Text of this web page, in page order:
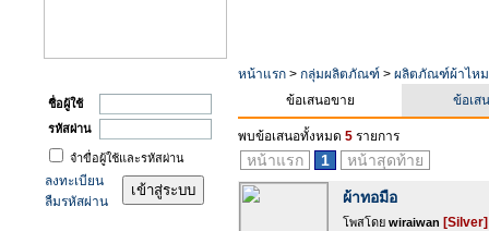
ชื่อผู้ใช้
รหัสผ่าน
จำขื่อผู้ใช้และรหัสผ่าน
ลงทะเบียน
ลืมรหัสผ่าน
หน้าแรก > กลุ่มผลิตภัณฑ์ > ผลิตภัณฑ์ผ้าไหม
ข้อเสนอขาย
ข้อเส
พบข้อเสนอทั้งหมด 5 รายการ
หน้าแรก 1 หน้าสุดท้าย
ผ้าทอมือ
โพสโดย wiraiwan [Silver]